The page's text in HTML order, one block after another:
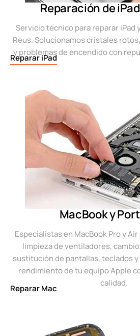
Reparación de
Servicio técnico para reparar iPad
Reus. Solucionamos cristales
y problemas de encendido con
Reparar iPad
MacBook y
Especialistas en MacBook Pro y
limpieza de ventiladores,
sustitución de pantallas, teclados
rendimiento de tu equipo Apple
calidad.
Reparar Mac